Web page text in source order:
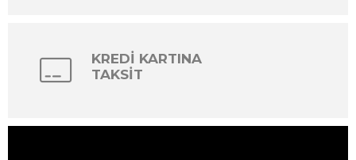
KREDİ KARTINA
TAKSİT